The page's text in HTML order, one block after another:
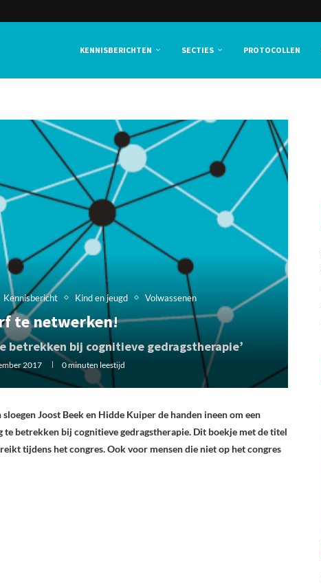
KENNISBERICHTEN SECTIES PROTOCOLLEN
Kennisbericht Kind en jeugd Volwassenen
te netwerken!
betrekken bij cognitieve gedragstherapie’
2017 0 minuten leestijd
Joost Beek en Hidde Kuiper de handen ineen om een
betrekken bij cognitieve gedragstherapie. Dit boekje met de titel
tijdens het congres. Ook voor mensen die niet op het congres